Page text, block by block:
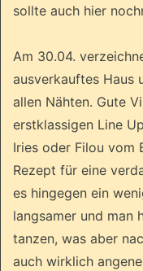
sollte auch hier
Am 30.04.
ausverkauftes Haus
allen Nähten. Gute
erstklassigen Line
Iries oder Filou vom
Rezept für eine
es hingegen ein
langsamer und man
tanzen, was aber
auch wirklich